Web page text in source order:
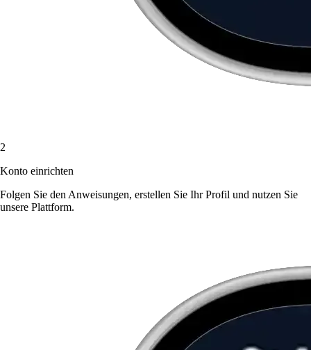
2
Konto einrichten
Folgen Sie den Anweisungen, erstellen Sie Ihr Profil und nutzen Sie
unsere Plattform.